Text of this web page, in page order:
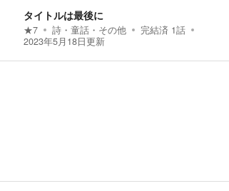
タイトルは最後に
★7 詩・童話・その他 完結済 1話
2023年5月18日更新